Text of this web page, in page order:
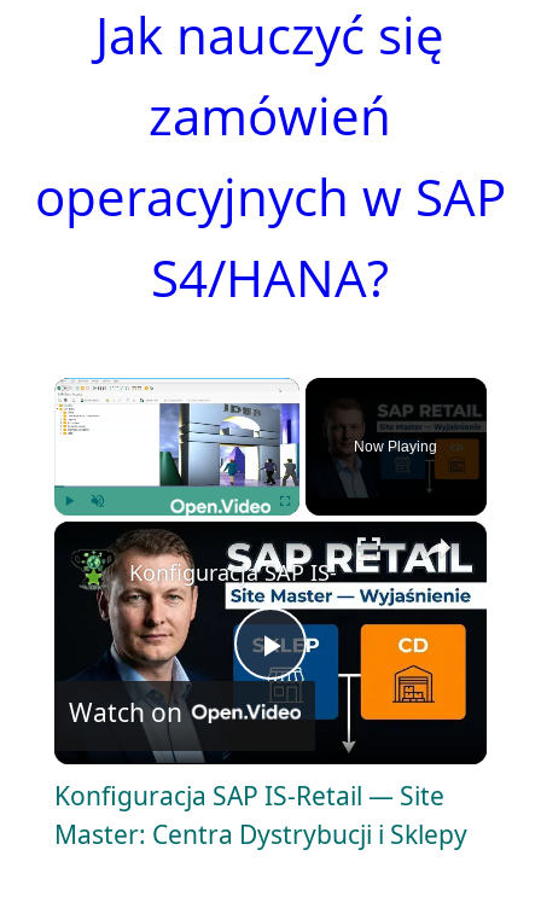
Jak nauczyć się
zamówień
operacyjnych w SAP
S4/HANA?
×
Now Playing
×
P
l
a
Konfiguracja SAP IS-Retail — Site
Watch on
Konfiguracja SAP IS-Retail — Site
Master: Centra Dystrybucji i Sklepy